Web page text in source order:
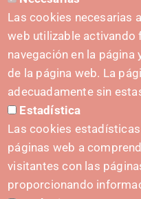
CONTACTO
hola@irisnavarra.com
(+34) 628 23 12 32
C. del Sadar, 31006
Formulario de contacto
Kit de prensa
INICIATIVAS
Las cookies necesarias
web utilizable activando
navegación en la página
de la página web. La
adecuadamente sin
Estadística
Las cookies
páginas web a
visitantes con las
proporcionando